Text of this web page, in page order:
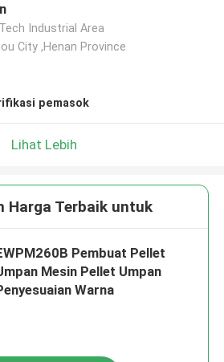
Industrial Area
City ,Henan Province
pemasok
Lihat Lebih
Harga Terbaik untuk
Pembuat Pellet
Mesin Pellet Umpan
Warna